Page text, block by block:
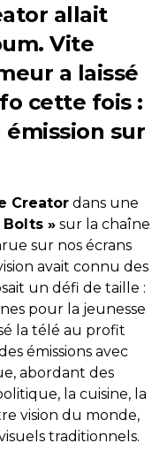
allait
Vite
a laissé
cette fois :
émission sur
Creatordans une
Bolts »sur la chaîne
sur nos écrans
avait connu des
un défi de taille :
pour la jeunesse
la télé au profit
émissions avec
abordant des
la cuisine, la
vision du monde,
traditionnels.